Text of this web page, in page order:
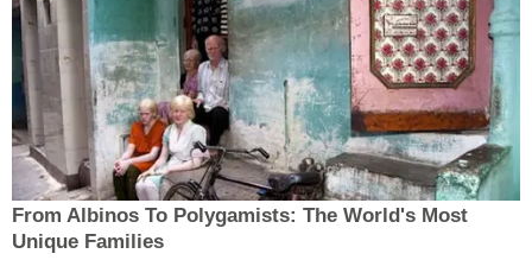
From Albinos To Polygamists: The World's Most
Unique Families